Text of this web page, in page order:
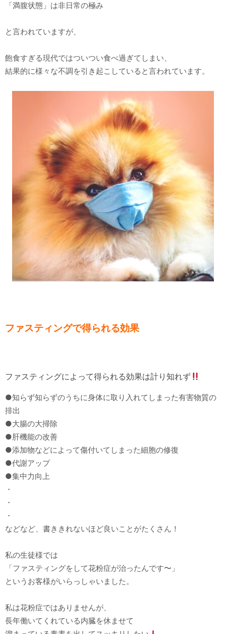
「満腹状態」は非日常の極み
と言われていますが、
飽食すぎる現代ではついつい食べ過ぎてしまい、
結果的に様々な不調を引き起こしていると言われています。
ファスティングで得られる効果
ファスティングによって得られる効果は計り知れず
●知らず知らずのうちに身体に取り入れてしまった有害物質の
排出
●大腸の大掃除
●肝機能の改善
●添加物などによって傷付いてしまった細胞の修復
●代謝アップ
●集中力向上
・
・
・
などなど、書ききれないほど良いことがたくさん！
私の生徒様では
「ファスティングをして花粉症が治ったんです〜」
というお客様がいらっしゃいました。
私は花粉症ではありませんが、
長年働いてくれている内臓を休ませて